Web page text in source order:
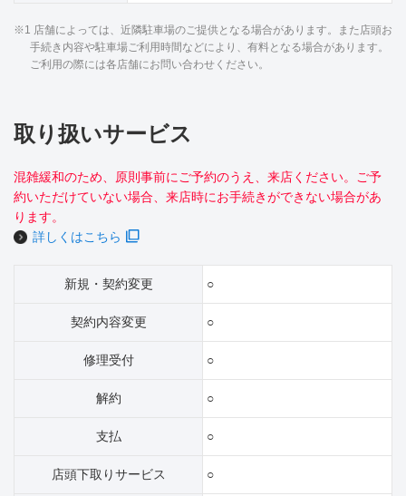
※1 店舗によっては、近隣駐車場のご提供となる場合があります。また店頭お
手続き内容や駐車場ご利用時間などにより、有料となる場合があります。
ご利用の際には各店舗にお問い合わせください。
取り扱いサービス
混雑緩和のため、原則事前にご予約のうえ、来店ください。ご予
約いただけていない場合、来店時にお手続きができない場合があ
ります。
詳しくはこちら
新規・契約変更 ○
契約内容変更 ○
修理受付 ○
解約 ○
支払 ○
店頭下取りサービス ○